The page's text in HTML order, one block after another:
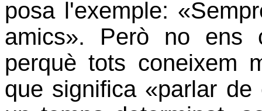
posa l'exemple: «
amics». Però no ens
perquè tots coneixem
que significa «parlar de